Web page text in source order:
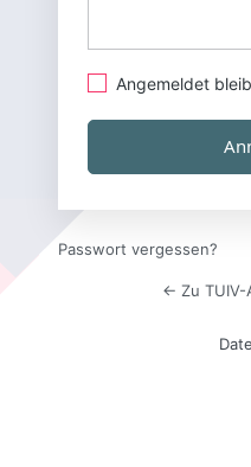
Angemeldet
Passwort vergessen?
← Zu TUIV-